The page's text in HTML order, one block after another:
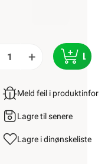
+
Meld feil i
Lagre til senere
Lagre i dinønskeliste